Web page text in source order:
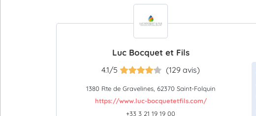
Luc Bocquet et Fils
4.1/5 (129 avis)
1380 Rte de Gravelines, 62370 Saint-Folquin
https://www.luc-bocquetetfils.com/
+33 3 21 19 19 00